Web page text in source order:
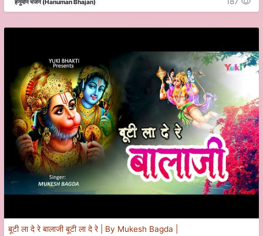
हनुमान भजन (Hanuman Bhajan)
बूटी ला दे रे बालाजी बूटी ला दे रे | By Mukesh Bagda |